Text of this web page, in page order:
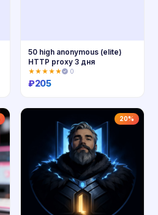
50 high anonymous (elite)
HTTP proxy 3 дня
★★★★★ 0
₽205
20%